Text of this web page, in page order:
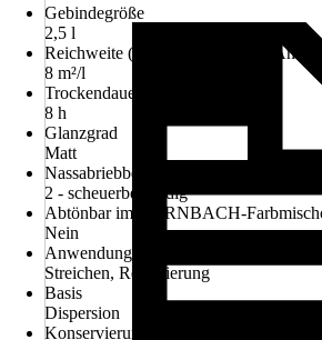
Gebindegröße
2,5 l
Reichweite (ca.) bei einmaligem
8 m²/l
Trockendauer ca.
8 h
Glanzgrad
Matt
Nassabriebbeständigkeit nach DIN EN
2 - scheuerbeständig
Abtönbar im HORNBACH-
Nein
Anwendung
Streichen, Renovierung
Basis
Dispersion
Konservierungsmittelfrei